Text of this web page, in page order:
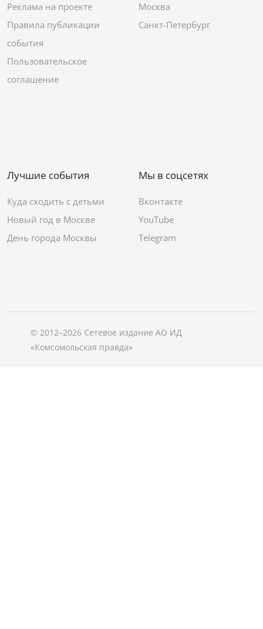
Реклама на проекте
Правила публикации
события
Пользовательское
соглашение
Москва
Санкт-Петербург
Лучшие события
Куда сходить с детьми
Новый год в Москве
День города Москвы
Мы в соцсетях
Вконтакте
YouTube
Telegram
© 2012–2026 Сетевое издание АО ИД
«Комсомольская правда»